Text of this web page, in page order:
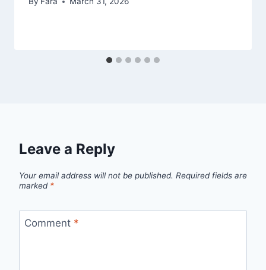
Leave a Reply
Your email address will not be published. Required fields are
marked *
Comment *